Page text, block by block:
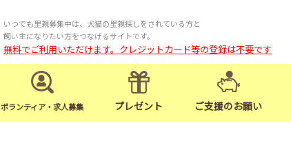
いつでも里親募集中は、犬猫の里親探しをされている方と
飼い主になりたい方をつなげるサイトです。
無料でご利用いただけます。クレジットカード等の登録は不要です
ボランティア・求人募集 プレゼント ご支援のお願い